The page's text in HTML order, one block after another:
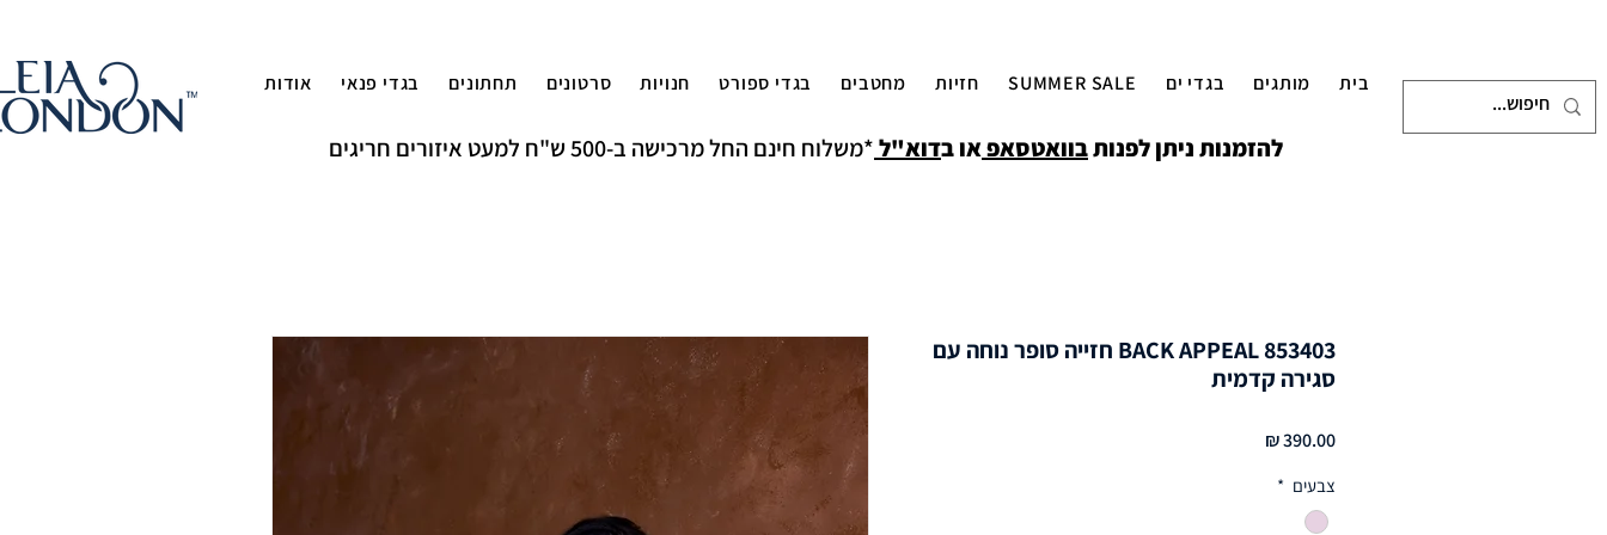
בית מותגים בגדי ים SUMMER SALE חזיות מחטבים בגדי ספורט חנויות סרטונים תחתונים בגדי פנאי אודות
להזמנות ניתן לפנותבוואטסאפאו בדוא"ל*משלוח חינם החל מרכישה ב-500 ש"ח למעט איזורים חריגים
BACK APPEAL 853403 חזייה סופר נוחה עם
סגירה קדמית
צבעים *